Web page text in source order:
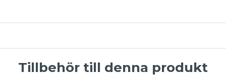
Tillbehör till denna produkt